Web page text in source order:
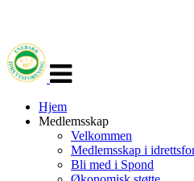
navigasjon
Hjem
Medlemsskap
Velkommen
Medlemsskap i
Bli med i Spond